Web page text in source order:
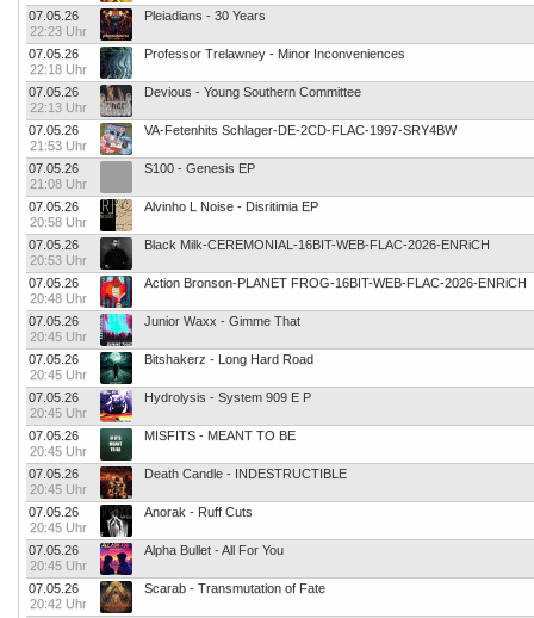
07.05.26
22:23 Uhr
Pleiadians - 30 Years
07.05.26
22:18 Uhr
Professor Trelawney - Minor Inconveniences
07.05.26
22:13 Uhr
Devious - Young Southern Committee
07.05.26
21:53 Uhr
VA-Fetenhits Schlager-DE-2CD-FLAC-1997-SRY4BW
07.05.26
21:08 Uhr
S100 - Genesis EP
07.05.26
20:58 Uhr
Alvinho L Noise - Disritimia EP
07.05.26
20:53 Uhr
Black Milk-CEREMONIAL-16BIT-WEB-FLAC-2026-ENRiCH
07.05.26
20:48 Uhr
Action Bronson-PLANET FROG-16BIT-WEB-FLAC-2026-ENRiCH
07.05.26
20:45 Uhr
Junior Waxx - Gimme That
07.05.26
20:45 Uhr
Bitshakerz - Long Hard Road
07.05.26
20:45 Uhr
Hydrolysis - System 909 E P
07.05.26
20:45 Uhr
MISFITS - MEANT TO BE
07.05.26
20:45 Uhr
Death Candle - INDESTRUCTIBLE
07.05.26
20:45 Uhr
Anorak - Ruff Cuts
07.05.26
20:45 Uhr
Alpha Bullet - All For You
07.05.26
20:42 Uhr
Scarab - Transmutation of Fate